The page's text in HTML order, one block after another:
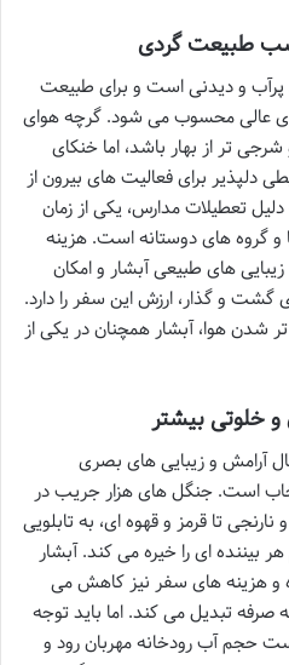
طبیعت گردی
پرآب و دیدنی است و برای طبیعت
ای عالی محسوب می شود. گرچه هوای
تر از بهار باشد، اما خنکای
دلپذیر برای فعالیت های بیرون از
تعطیلات مدارس، یکی از زمان
گروه های دوستانه است. هزینه
زیبایی های طبیعی آبشار و امکان
گشت و گذار، ارزش این سفر را دارد.
شدن هوا، آبشار همچنان در یکی از
خلوتی بیشتر
آرامش و زیبایی های بصری
است. جنگل های هزار جریب در
تا قرمز و قهوه ای، به تابلویی
ای را خیره می کند. آبشار
و هزینه های سفر نیز کاهش می
صرفه تبدیل می کند. اما باید توجه
حجم آب رودخانه مهربان رود و